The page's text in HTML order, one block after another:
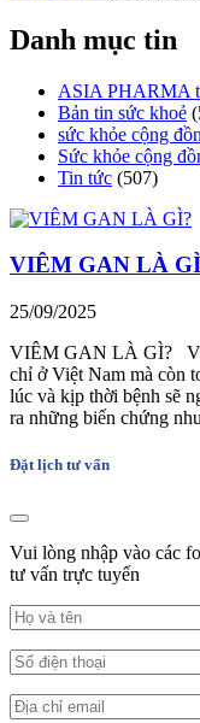
Danh mục tin
ASIA PHARMA
Bản tin sức khoẻ
sức khỏe cộng
Sức khỏe cộng
Tin tức (507)
VIÊM GAN LÀ
25/09/2025
VIÊM GAN LÀ GÌ?
chỉ ở Việt Nam mà còn
lúc và kịp thời bệnh sẽ
ra những biến chứng
Đặt lịch tư vấn
Vui lòng nhập vào các
tư vấn trực tuyến